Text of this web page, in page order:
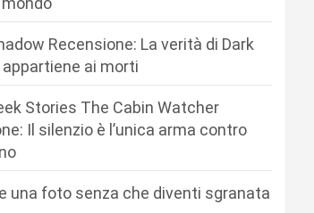
Recensione: La verità di Dark
ai morti
Stories The Cabin Watcher
Il silenzio è l’unica arma contro
una foto senza che diventi sgranata